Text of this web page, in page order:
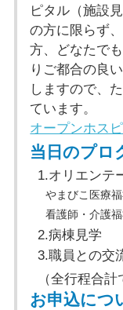
ピタル（施設
の方に限らず
方、どなたで
りご都合の良
しますので、
ています。
オープンホス
当日のプロ
1.オリエンテ
やまびこ医療
看護師・介護
2.病棟見学
3.職員との交
（全行程合
お申込につ